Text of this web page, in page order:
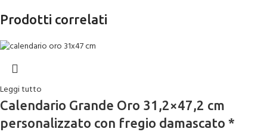
Prodotti correlati
Leggi tutto
Calendario Grande Oro 31,2×47,2 cm
personalizzato con fregio damascato *